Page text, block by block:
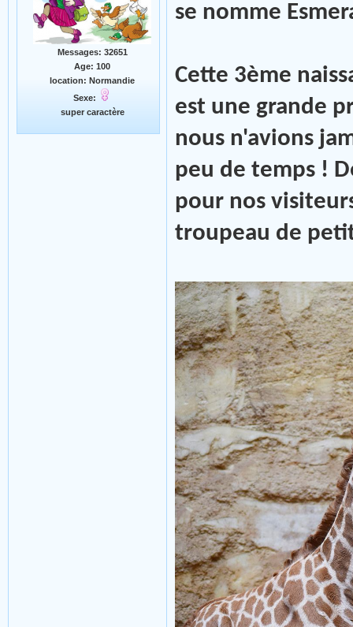
Messages: 32651
Age: 100
location: Normandie
Sexe:
super caractère
se nomme
Cette 3ème
est une grande
nous n'avions
peu de temps !
pour nos
troupeau de